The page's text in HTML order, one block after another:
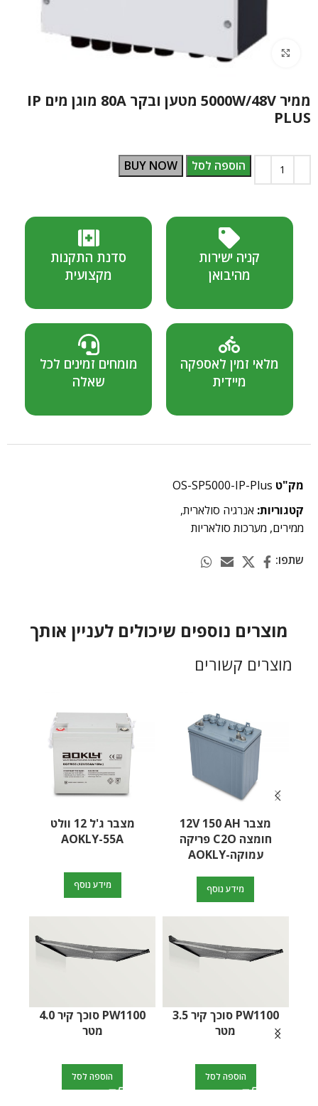
Click to enlarge
ממיר 5000W/48V מטען ובקר 80A מוגן מים IP
PLUS
הוספה לסל BUY NOW
קניה ישירות
מהיבואן
סדנת התקנות
מקצועית
מלאי זמין לאספקה
מיידית
מומחים זמינים לכל
שאלה
מק"ט OS-SP5000-IP-Plus
קטגוריות: אנרגיה סולארית,
ממירים, מערכות סולאריות
שתפו:
מוצרים נוספים שיכולים לעניין אותך
מוצרים קשורים
מצבר 12V 150 AH
חומצה C2O פריקה
עמוקה-AOKLY
מידע נוסף
מצבר ג'ל 12 וולט
AOKLY-55A
מידע נוסף
מטר
הוספה לסל